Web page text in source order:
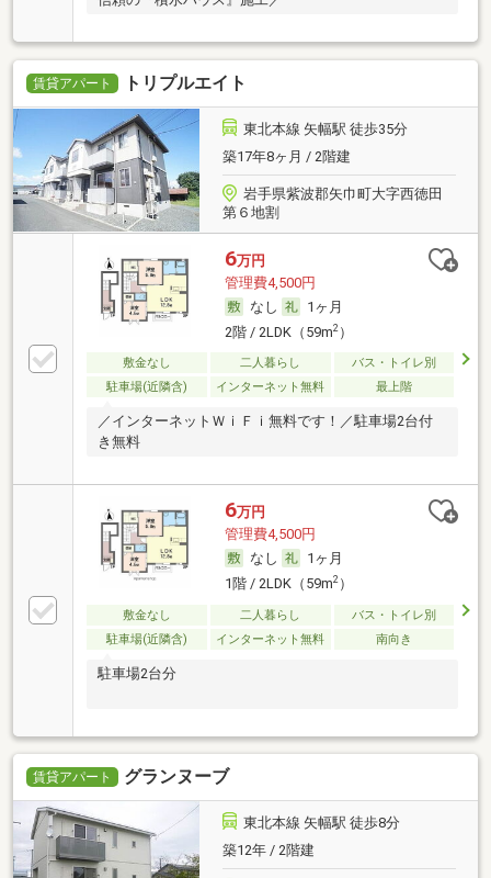
賃貸アパート トリプルエイト
東北本線 矢幅駅 徒歩35分
築17年8ヶ月 / 2階建
岩手県紫波郡矢巾町大字西徳田
第６地割
6万円
管理費4,500円
なし
1ヶ月
2階 / 2LDK（59m2）
敷金なし 二人暮らし
バス・トイレ別
駐車場(近隣含)
インターネット無料 最上階
／インターネットＷｉＦｉ無料です！／駐車場2台付
き無料
6万円
管理費4,500円
なし
1ヶ月
1階 / 2LDK（59m2）
敷金なし 二人暮らし
バス・トイレ別
駐車場(近隣含)
インターネット無料 南向き
駐車場2台分
賃貸アパート グランヌーブ
東北本線 矢幅駅 徒歩8分
築12年 / 2階建